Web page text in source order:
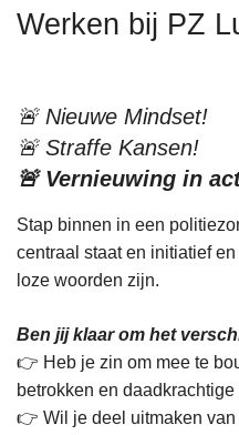
Werken bij PZ
🚨 Nieuwe Mindset!
🚨 Straffe Kansen!
🚨 Vernieuwing in
Stap binnen in een
centraal staat en initiatief
loze woorden zijn.
Ben jij klaar om het
👉 Heb je zin om mee te
betrokken en
👉 Wil je deel uitmaken